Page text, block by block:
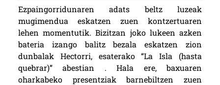
Ezpaingorridunaren adats beltz luzeak
mugimendua eskatzen zuen kontzertuaren
lehen momentutik. Bizitzan joko lukeen azken
bateria izango balitz bezala eskatzen zion
dunbalak Hectorri, esaterako “La Isla (hasta
quebrar)” abestian . Hala ere, baxuaren
oharkabeko presentziak barnebiltzen zuen